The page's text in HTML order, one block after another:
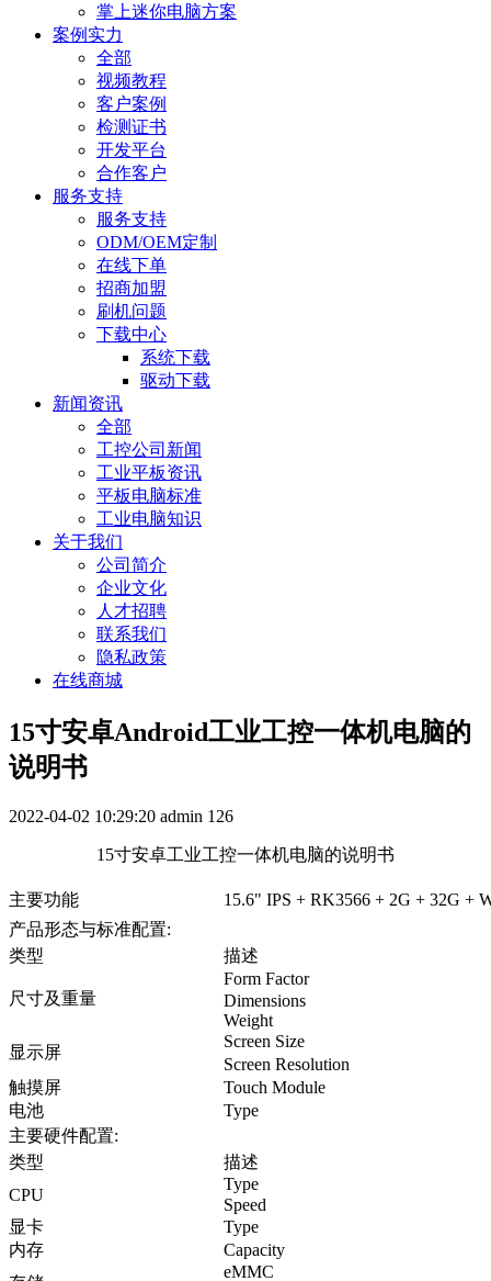
掌上迷你电脑方案
案例实力
全部
视频教程
客户案例
检测证书
开发平台
合作客户
服务支持
服务支持
ODM/OEM定制
在线下单
招商加盟
刷机问题
下载中心
系统下载
驱动下载
新闻资讯
全部
工控公司新闻
工业平板资讯
平板电脑标准
工业电脑知识
关于我们
公司简介
企业文化
人才招聘
联系我们
隐私政策
在线商城
15寸安卓Android工业工控一体机电脑的
说明书
2022-04-02 10:29:20 admin 126
15寸安卓工业工控一体机电脑的说明书
主要功能
15.6" IPS + RK3566 + 2G + 32G +
产品形态与标准配置:
类型
描述
尺寸及重量
Form Factor
Dimensions
Weight
显示屏
Screen Size
Screen Resolution
触摸屏
Touch Module
电池
Type
主要硬件配置:
类型
描述
CPU
Type
Speed
显卡
Type
内存
Capacity
eMMC